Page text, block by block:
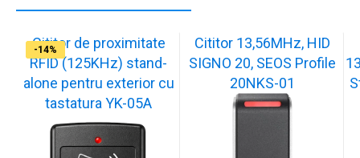
-36%
Cititor de proximitate
RFID (125KHz) stand-
alone pentru exterior cu
tastatura YK-05A
-12%
Cititor 13,56MHz, HID
SIGNO 20, SEOS Profile
20NKS-01
-14%